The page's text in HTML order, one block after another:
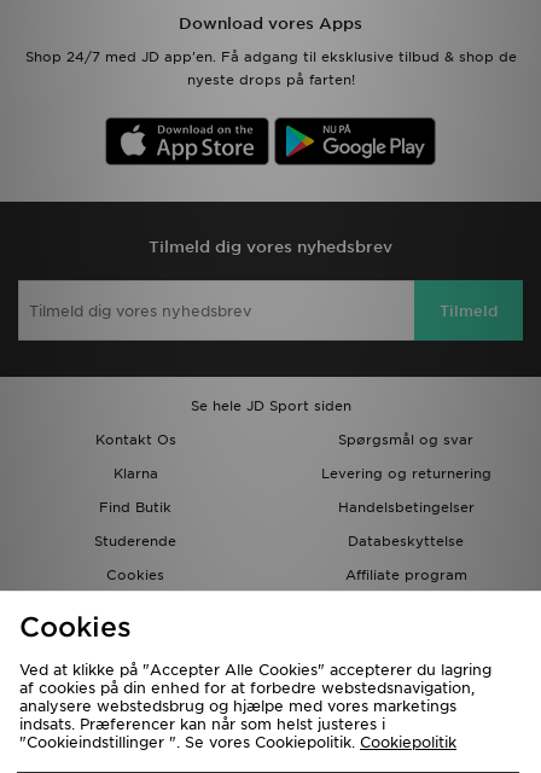
Download vores Apps
Shop 24/7 med JD app'en. Få adgang til eksklusive tilbud & shop de
nyeste drops på farten!
Tilmeld dig vores nyhedsbrev
Tilmeld
Se hele JD Sport siden
Kontakt Os
Spørgsmål og svar
Klarna
Levering og returnering
Find Butik
Handelsbetingelser
Studerende
Databeskyttelse
Cookies
Affiliate program
Cookies
Ved at klikke på "Accepter Alle Cookies" accepterer du lagring
af cookies på din enhed for at forbedre webstedsnavigation,
analysere webstedsbrug og hjælpe med vores marketings
indsats. Præferencer kan når som helst justeres i
"Cookieindstillinger ". Se vores Cookiepolitik. Cookiepolitik